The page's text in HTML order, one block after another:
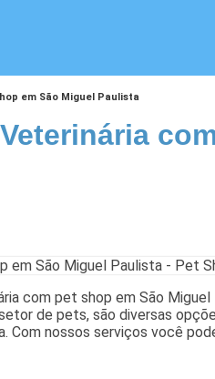
em São Miguel Paulista
com pet shop em São
de pets, são diversas
Com nossos serviços você